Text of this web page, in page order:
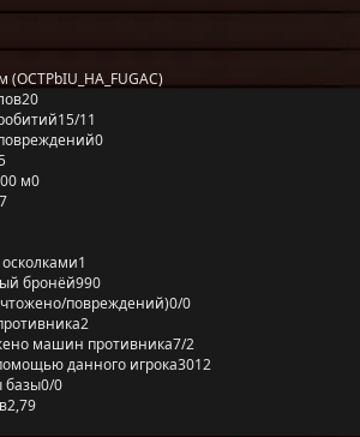
20
15/11
0
м0
7
1
бронёй990
повреждений)0/0
2
машин противника7/2
данного игрока3012
базы0/0
2,79